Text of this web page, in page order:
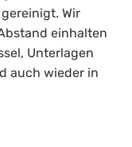
Wir
einhalten
Unterlagen
auch wieder in